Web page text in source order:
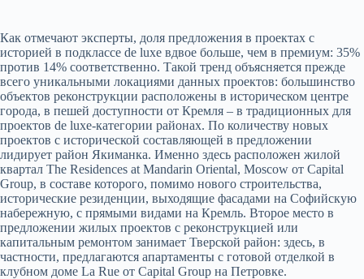
Как отмечают эксперты, доля предложения в проектах с
историей в подклассе de luxe вдвое больше, чем в премиум: 35%
против 14% соответственно. Такой тренд объясняется прежде
всего уникальными локациями данных проектов: большинство
объектов реконструкции расположены в историческом центре
города, в пешей доступности от Кремля – в традиционных для
проектов de luxe-категории районах. По количеству новых
проектов с исторической составляющей в предложении
лидирует район Якиманка. Именно здесь расположен жилой
квартал The Residences at Mandarin Oriental, Moscow от Capital
Group, в составе которого, помимо нового строительства,
исторические резиденции, выходящие фасадами на Софийскую
набережную, с прямыми видами на Кремль. Второе место в
предложении жилых проектов с реконструкцией или
капитальным ремонтом занимает Тверской район: здесь, в
частности, предлагаются апартаменты с готовой отделкой в
клубном доме La Rue от Capital Group на Петровке.